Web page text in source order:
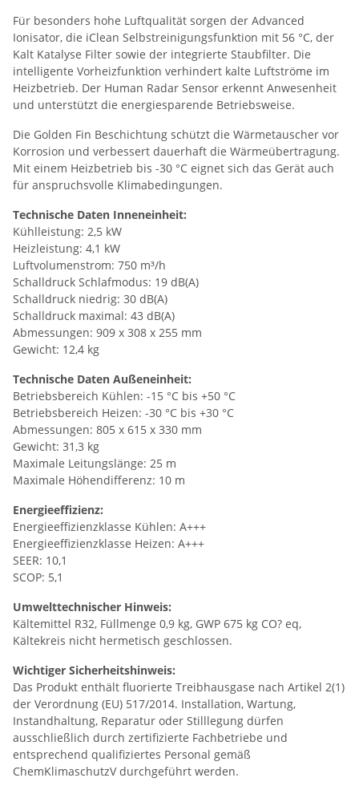
Für besonders hohe Luftqualität sorgen der Advanced
Ionisator, die iClean Selbstreinigungsfunktion mit 56 °C, der
Kalt Katalyse Filter sowie der integrierte Staubfilter. Die
intelligente Vorheizfunktion verhindert kalte Luftströme im
Heizbetrieb. Der Human Radar Sensor erkennt Anwesenheit
und unterstützt die energiesparende Betriebsweise.
Die Golden Fin Beschichtung schützt die Wärmetauscher vor
Korrosion und verbessert dauerhaft die Wärmeübertragung.
Mit einem Heizbetrieb bis -30 °C eignet sich das Gerät auch
für anspruchsvolle Klimabedingungen.
Technische Daten Inneneinheit:
Kühlleistung: 2,5 kW
Heizleistung: 4,1 kW
Luftvolumenstrom: 750 m³/h
Schalldruck Schlafmodus: 19 dB(A)
Schalldruck niedrig: 30 dB(A)
Schalldruck maximal: 43 dB(A)
Abmessungen: 909 x 308 x 255 mm
Gewicht: 12,4 kg
Technische Daten Außeneinheit:
Betriebsbereich Kühlen: -15 °C bis +50 °C
Betriebsbereich Heizen: -30 °C bis +30 °C
Abmessungen: 805 x 615 x 330 mm
Gewicht: 31,3 kg
Maximale Leitungslänge: 25 m
Maximale Höhendifferenz: 10 m
Energieeffizienz:
Energieeffizienzklasse Kühlen: A+++
Energieeffizienzklasse Heizen: A+++
SEER: 10,1
SCOP: 5,1
Umwelttechnischer Hinweis:
Kältemittel R32, Füllmenge 0,9 kg, GWP 675 kg CO? eq,
Kältekreis nicht hermetisch geschlossen.
Wichtiger Sicherheitshinweis:
Das Produkt enthält fluorierte Treibhausgase nach Artikel 2(1)
der Verordnung (EU) 517/2014. Installation, Wartung,
Instandhaltung, Reparatur oder Stilllegung dürfen
ausschließlich durch zertifizierte Fachbetriebe und
entsprechend qualifiziertes Personal gemäß
ChemKlimaschutzV durchgeführt werden.